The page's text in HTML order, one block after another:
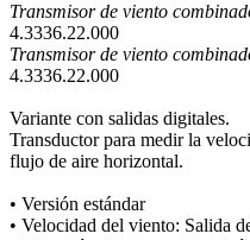
Transmisor de viento
4.3336.22.000
Transmisor de viento
4.3336.22.000
Variante con salidas digitales.
Transductor para medir la
flujo de aire horizontal.
• Versión estándar
• Velocidad del viento: Salida